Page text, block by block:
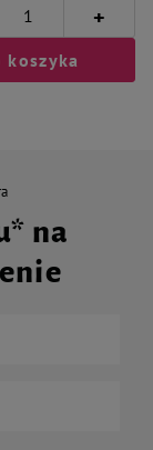
+
koszyka
na